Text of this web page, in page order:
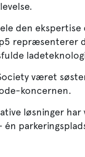
den
repræsenterer
været
koncernen.
løsninger har